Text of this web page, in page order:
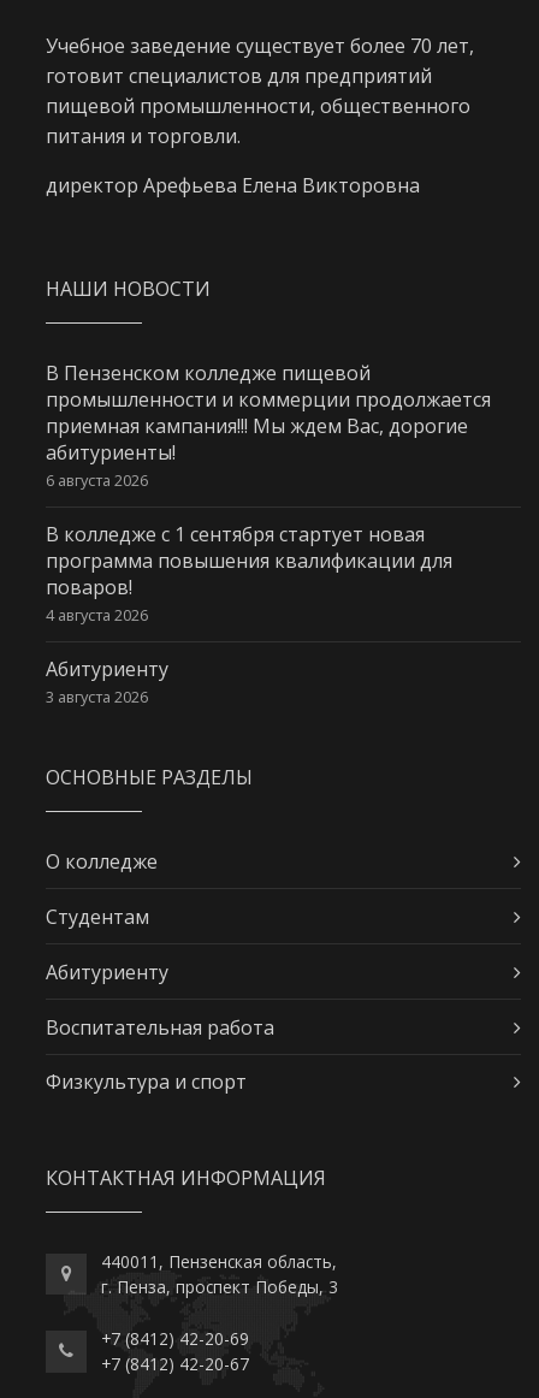
Учебное заведение существует более 70 лет,
готовит специалистов для предприятий
пищевой промышленности, общественного
питания и торговли.
директор Арефьева Елена Викторовна
НАШИ НОВОСТИ
В Пензенском колледже пищевой
промышленности и коммерции продолжается
приемная кампания!!! Мы ждем Вас, дорогие
абитуриенты!
6 августа 2026
В колледже с 1 сентября стартует новая
программа повышения квалификации для
поваров!
4 августа 2026
Абитуриенту
3 августа 2026
ОСНОВНЫЕ РАЗДЕЛЫ
О колледже
Студентам
Абитуриенту
Воспитательная работа
Физкультура и спорт
КОНТАКТНАЯ ИНФОРМАЦИЯ
440011, Пензенская область,
г. Пенза, проспект Победы, 3
+7 (8412) 42-20-69
+7 (8412) 42-20-67